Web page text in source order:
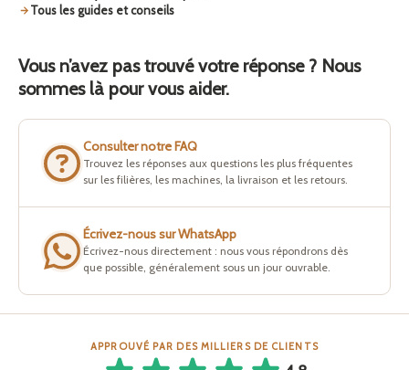
Tous les guides et conseils
Vous n’avez pas trouvé votre réponse ? Nous
sommes là pour vous aider.
Consulter notre FAQ
Trouvez les réponses aux questions les plus fréquentes
sur les filières, les machines, la livraison et les retours.
Écrivez-nous sur WhatsApp
Écrivez-nous directement : nous vous répondrons dès
que possible, généralement sous un jour ouvrable.
APPROUVÉ PAR DES MILLIERS DE CLIENTS